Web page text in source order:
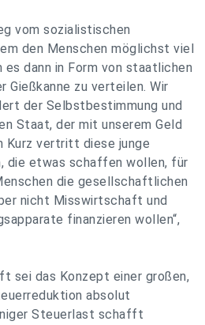
vom sozialistischen
den Menschen möglichst viel
es dann in Form von staatlichen
Gießkanne zu verteilen. Wir
der Selbstbestimmung und
Staat, der mit unserem Geld
Kurz vertritt diese junge
die etwas schaffen wollen, für
die gesellschaftlichen
nicht Misswirtschaft und
finanzieren wollen“,
sei das Konzept einer großen,
absolut
Steuerlast schafft